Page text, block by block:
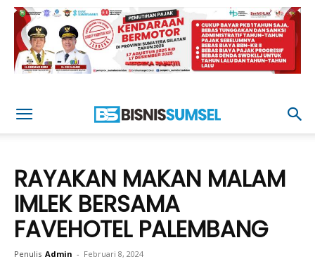
RAYAKAN MAKAN MALAM
IMLEK BERSAMA
FAVEHOTEL PALEMBANG
Penulis Admin - Februari 8, 2024